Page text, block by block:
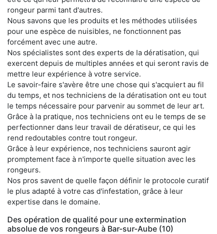
rongeur parmi tant d'autres.
Nous savons que les produits et les méthodes utilisées
pour une espèce de nuisibles, ne fonctionnent pas
forcément avec une autre.
Nos spécialistes sont des experts de la dératisation, qui
exercent depuis de multiples années et qui seront ravis de
mettre leur expérience à votre service.
Le savoir-faire s'avère être une chose qui s'acquiert au fil
du temps, et nos techniciens de la dératisation ont eu tout
le temps nécessaire pour parvenir au sommet de leur art.
Grâce à la pratique, nos techniciens ont eu le temps de se
perfectionner dans leur travail de dératiseur, ce qui les
rend redoutables contre tout rongeur.
Grâce à leur expérience, nos techniciens sauront agir
promptement face à n'importe quelle situation avec les
rongeurs.
Nos pros savent de quelle façon définir le protocole curatif
le plus adapté à votre cas d'infestation, grâce à leur
expertise dans le domaine.
Des opération de qualité pour une extermination
absolue de vos rongeurs à Bar-sur-Aube (10)